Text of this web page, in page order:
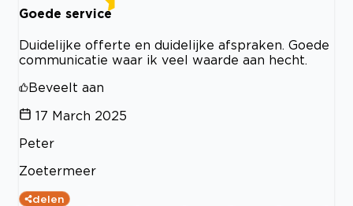
Goede service
Duidelijke offerte en duidelijke afspraken. Goede
communicatie waar ik veel waarde aan hecht.
Beveelt aan
17 March 2025
Peter
Zoetermeer
delen